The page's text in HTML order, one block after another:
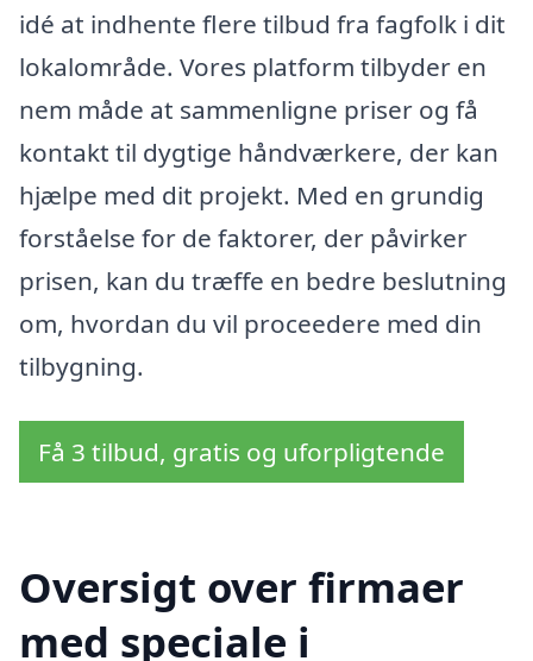
idé at indhente flere tilbud fra fagfolk i dit
lokalområde. Vores platform tilbyder en
nem måde at sammenligne priser og få
kontakt til dygtige håndværkere, der kan
hjælpe med dit projekt. Med en grundig
forståelse for de faktorer, der påvirker
prisen, kan du træffe en bedre beslutning
om, hvordan du vil proceedere med din
tilbygning.
Få 3 tilbud, gratis og uforpligtende
Oversigt over firmaer
med speciale i